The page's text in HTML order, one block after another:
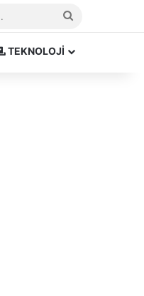
TEKNOLOJİ